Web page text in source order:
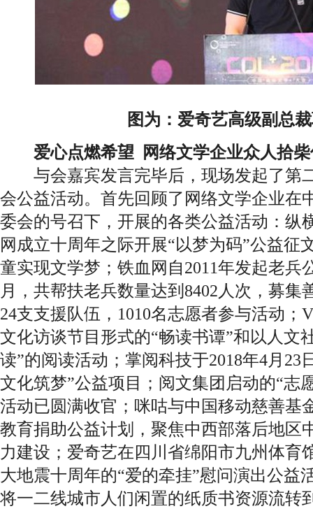
图为：爱奇艺高级副总
爱心点燃希望 网络文学企业众人拾
与会嘉宾发言完毕后，现场发起了第
会公益活动。首先回顾了网络文学企业在
委会的号召下，开展的各类公益活动：纵
网成立十周年之际开展“以梦为码”公益征
童实现文学梦；铁血网自2011年发起老兵
月，共帮扶老兵数量达到8402人次，募集
24支支援队伍，1010名志愿者参与活动；
文化访谈节目形式的“畅读书谭”和以人文
读”的阅读活动；掌阅科技于2018年4月23
文化筑梦”公益项目；阅文集团启动的“志
活动已圆满收官；咪咕与中国移动慈善基
教育捐助公益计划，聚焦中西部落后地区
力建设；爱奇艺在四川省绵阳市九州体育
大地震十周年的“爱的牵挂”慰问演出公益
将一二线城市人们闲置的纸质书资源流转